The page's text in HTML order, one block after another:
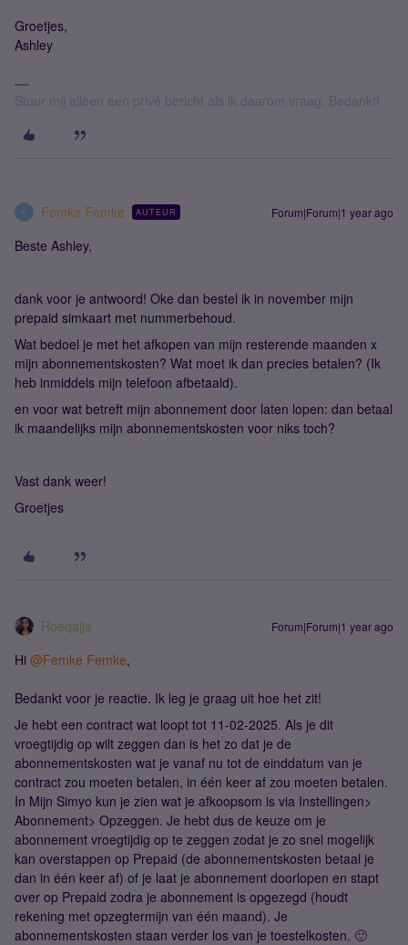
Groetjes,
Ashley
Stuur mij alleen een privé bericht als ik daarom vraag. Bedankt!
F Femke Femke AUTEUR Forum|Forum|1 year ago
Beste Ashley,
dank voor je antwoord! Oke dan bestel ik in november mijn
prepaid simkaart met nummerbehoud.
Wat bedoel je met het afkopen van mijn resterende maanden x
mijn abonnementskosten? Wat moet ik dan precies betalen? (Ik
heb inmiddels mijn telefoon afbetaald).
en voor wat betreft mijn abonnement door laten lopen: dan betaal
ik maandelijks mijn abonnementskosten voor niks toch?
Vast dank weer!
Groetjes
Roeqajja Forum|Forum|1 year ago
Hi @Femke Femke,
Bedankt voor je reactie. Ik leg je graag uit hoe het zit!
Je hebt een contract wat loopt tot 11-02-2025. Als je dit
vroegtijdig op wilt zeggen dan is het zo dat je de
abonnementskosten wat je vanaf nu tot de einddatum van je
contract zou moeten betalen, in één keer af zou moeten betalen.
In Mijn Simyo kun je zien wat je afkoopsom is via Instellingen>
Abonnement> Opzeggen. Je hebt dus de keuze om je
abonnement vroegtijdig op te zeggen zodat je zo snel mogelijk
kan overstappen op Prepaid (de abonnementskosten betaal je
dan in één keer af) of je laat je abonnement doorlopen en stapt
over op Prepaid zodra je abonnement is opgezegd (houdt
rekening met opzegtermijn van één maand). Je
abonnementskosten staan verder los van je toestelkosten. 🙂